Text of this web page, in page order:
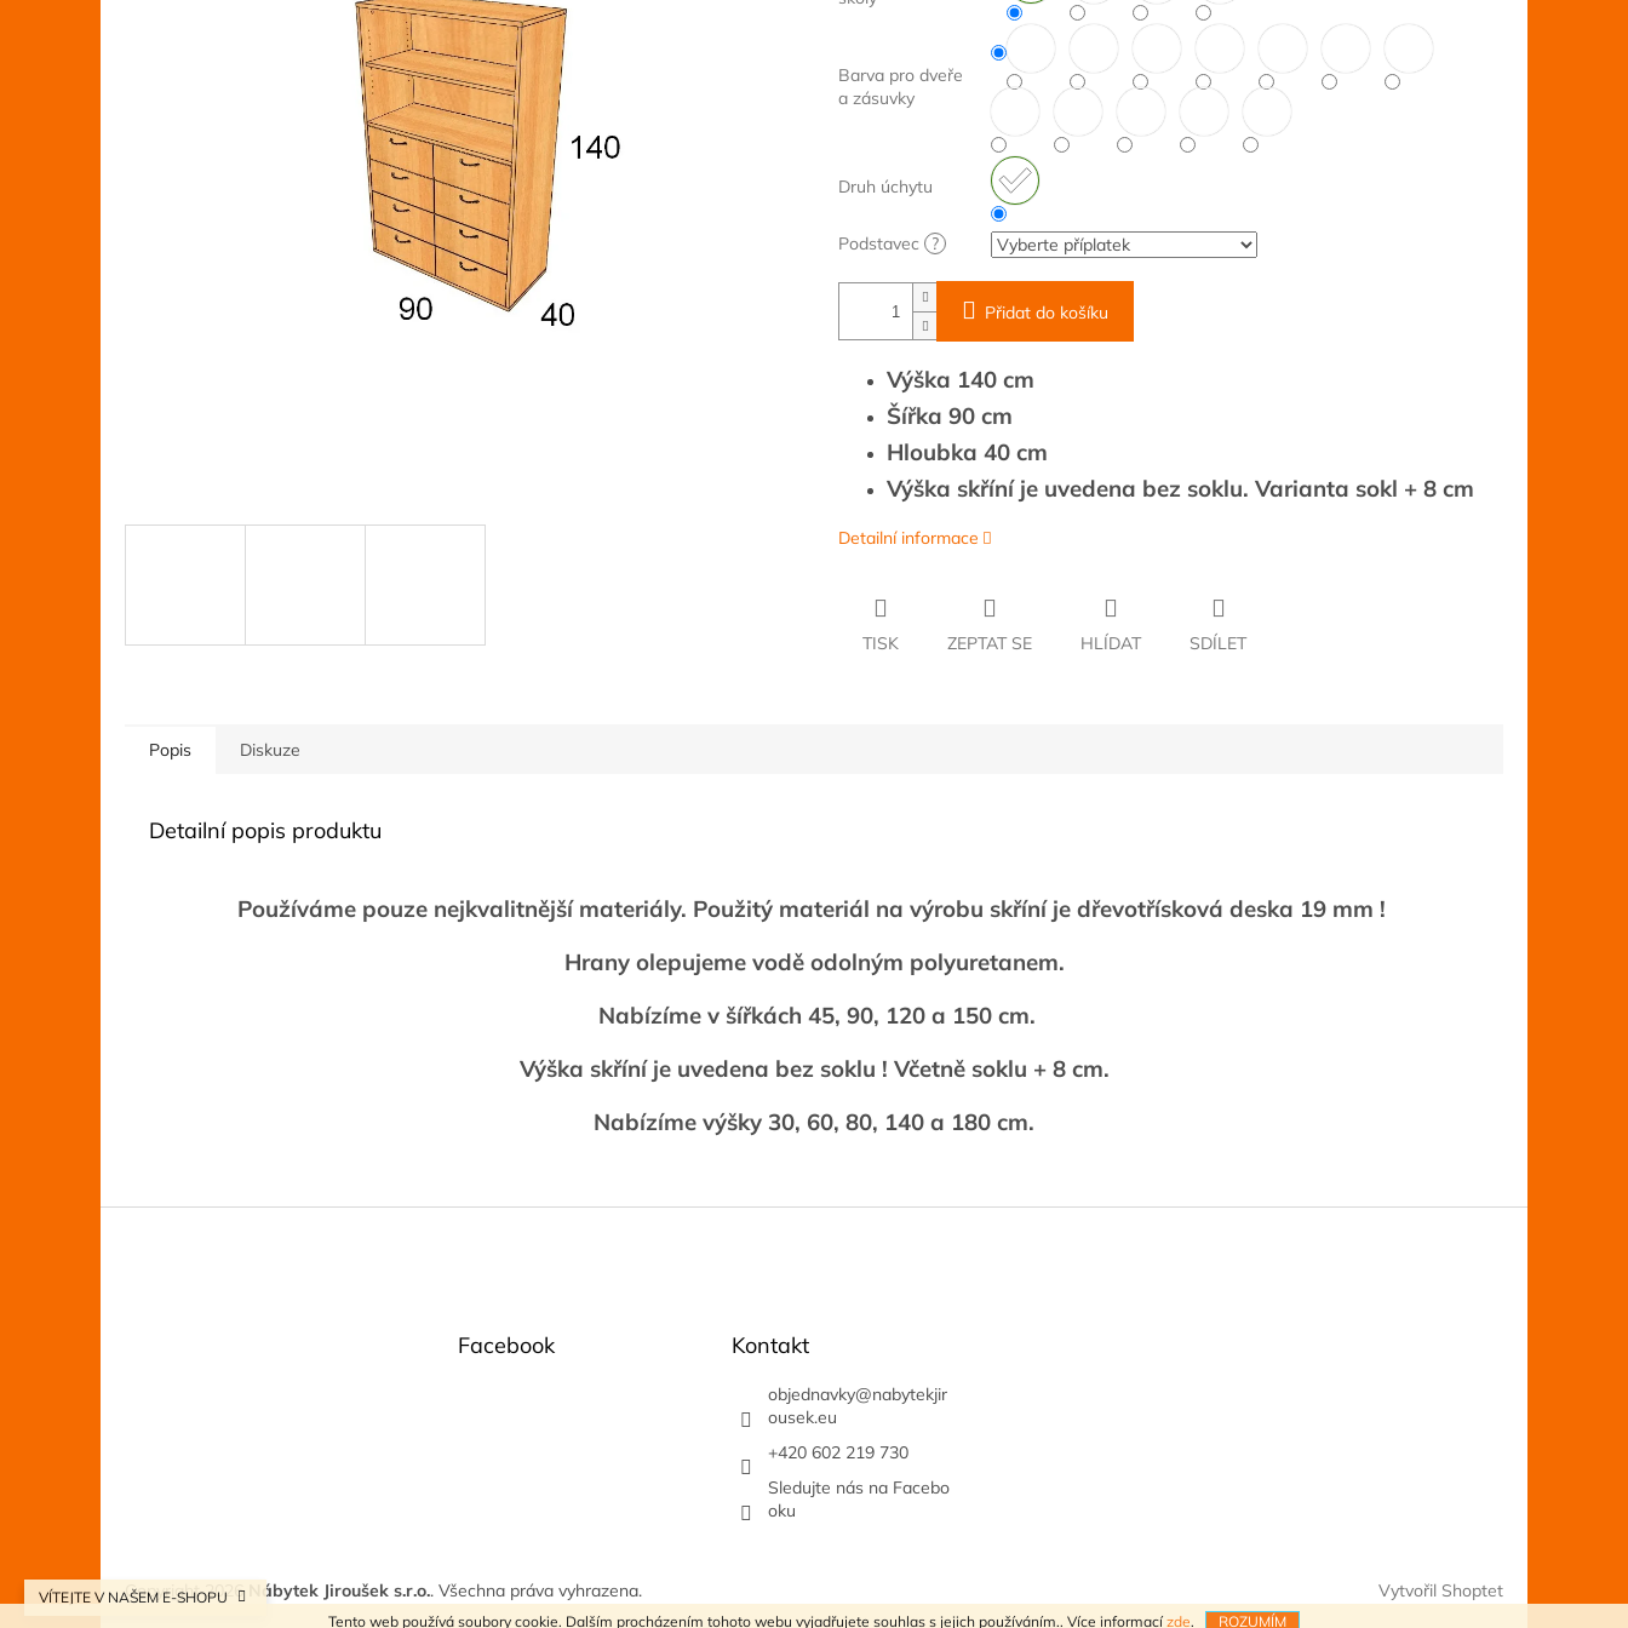
Tento web používá soubory cookie. Dalším procházením tohoto webu vyjadřujete souhlas s jejich používáním.. Více informací zde. ROZUMÍM
VÍTEJTE V NAŠEM E-SHOPU
Barva pro dveře
a zásuvky
Druh úchytu
Podstavec ?
Přidat do košíku
Výška 140 cm
Šířka 90 cm
Hloubka 40 cm
Výška skříní je uvedena bez soklu. Varianta sokl + 8 cm
Detailní informace
TISK ZEPTAT SE HLÍDAT SDÍLET
Popis Diskuze
Detailní popis produktu
Používáme pouze nejkvalitnější materiály. Použitý materiál na výrobu skříní je dřevotřísková deska 19 mm !
Hrany olepujeme vodě odolným polyuretanem.
Nabízíme v šířkách 45, 90, 120 a 150 cm.
Výška skříní je uvedena bez soklu ! Včetně soklu + 8 cm.
Nabízíme výšky 30, 60, 80, 140 a 180 cm.
Facebook Kontakt
objednavky@nabytekjir
ousek.eu
+420 602 219 730
Sledujte nás na Facebo
oku
Vytvořil Shoptet
Copyright 2026 Nábytek Jiroušek s.r.o.. Všechna práva vyhrazena.